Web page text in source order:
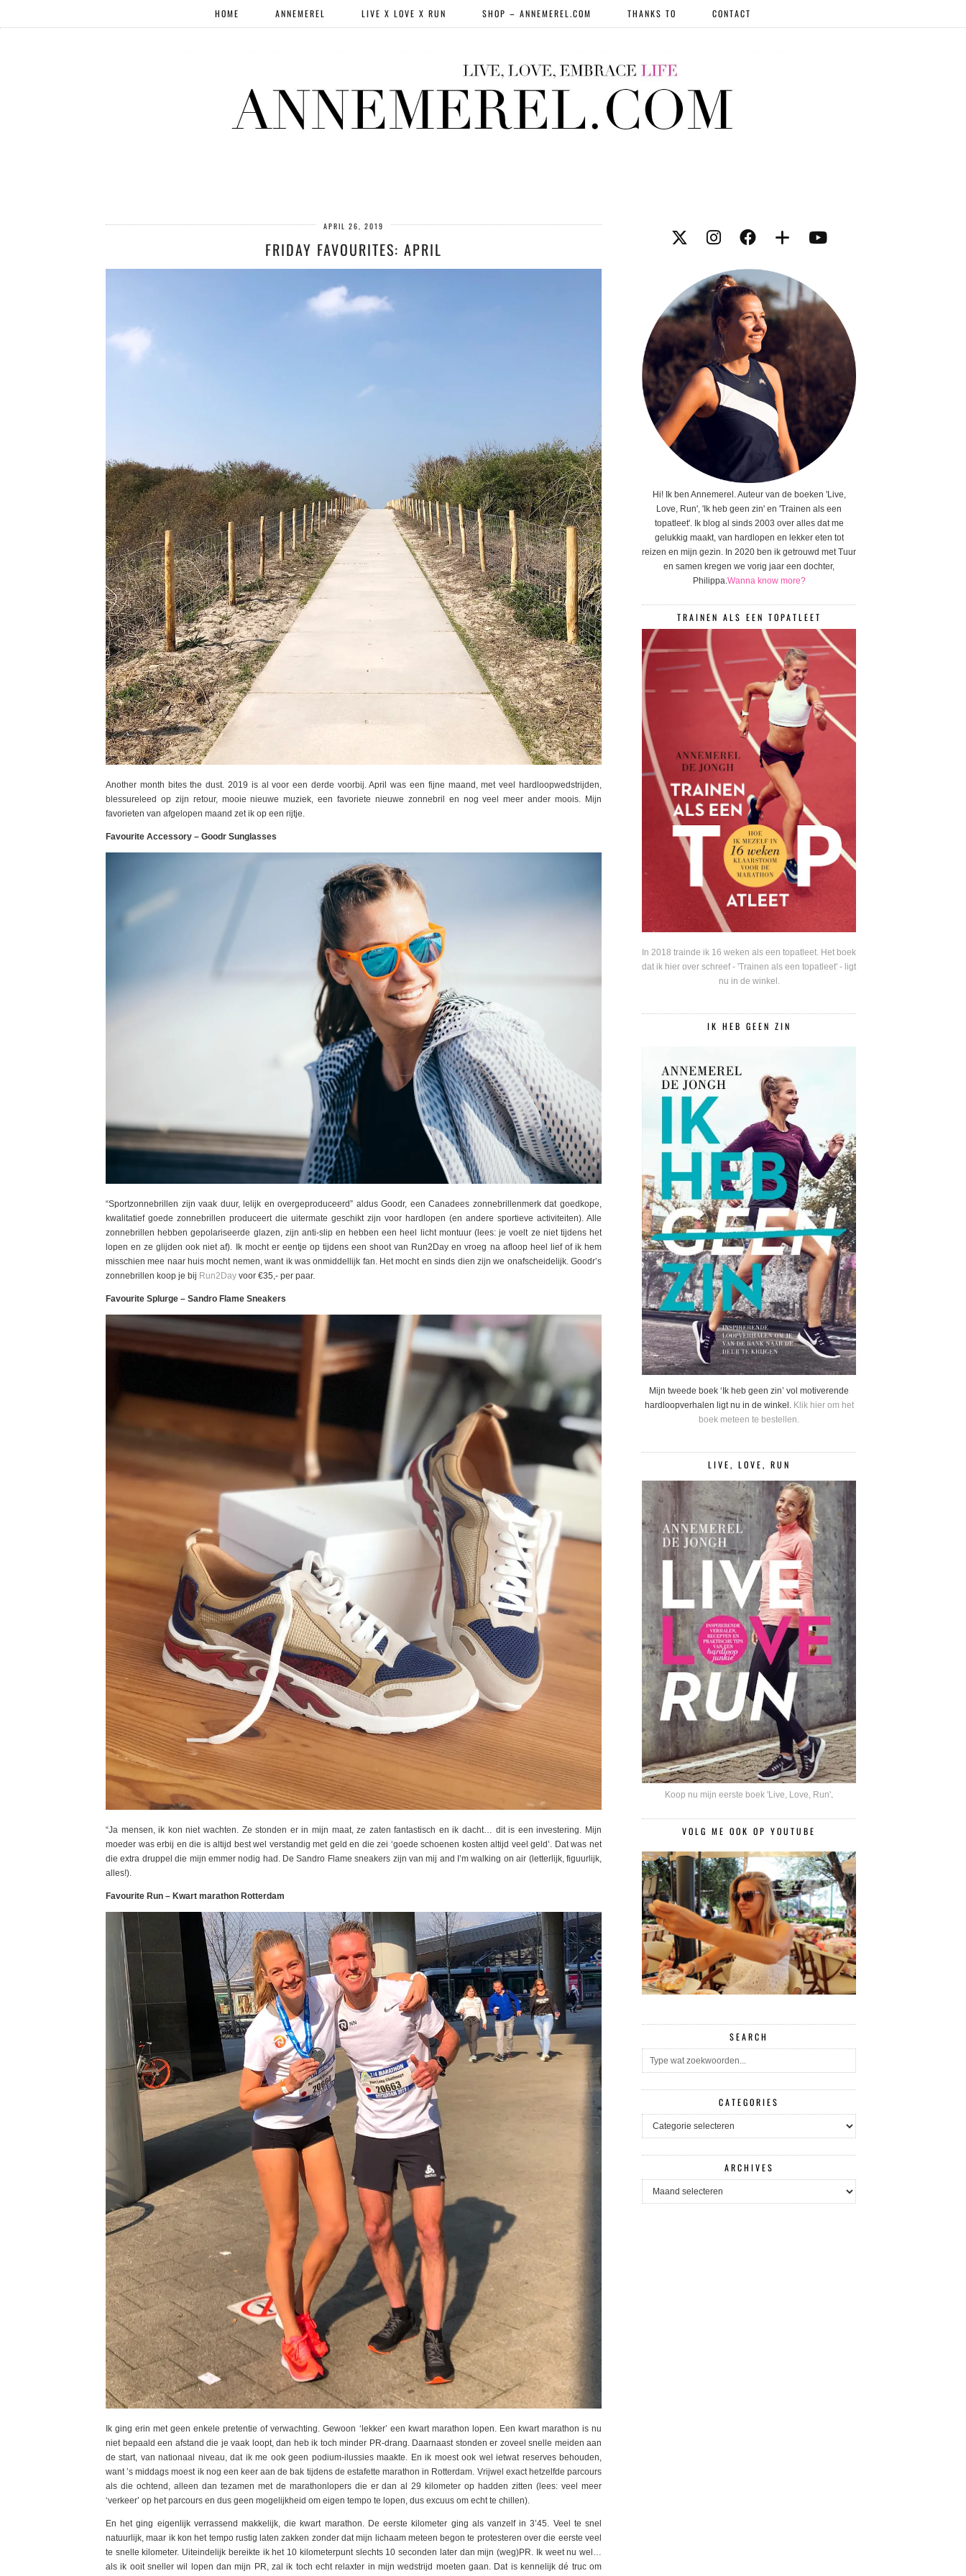
HOME ANNEMEREL LIVE X LOVE X RUN SHOP – ANNEMEREL.COM THANKS TO CONTACT
APRIL 26, 2019
FRIDAY FAVOURITES: APRIL
Another month bites the dust. 2019 is al voor een derde voorbij. April was een fijne maand, met veel hardloopwedstrijden,
blessureleed op zijn retour, mooie nieuwe muziek, een favoriete nieuwe zonnebril en nog veel meer ander moois. Mijn
favorieten van afgelopen maand zet ik op een rijtje.
Favourite Accessory – Goodr Sunglasses
“Sportzonnebrillen zijn vaak duur, lelijk en overgeproduceerd” aldus Goodr, een Canadees zonnebrillenmerk dat goedkope,
kwalitatief goede zonnebrillen produceert die uitermate geschikt zijn voor hardlopen (en andere sportieve activiteiten). Alle
zonnebrillen hebben gepolariseerde glazen, zijn anti-slip en hebben een heel licht montuur (lees: je voelt ze niet tijdens het
lopen en ze glijden ook niet af). Ik mocht er eentje op tijdens een shoot van Run2Day en vroeg na afloop heel lief of ik hem
misschien mee naar huis mocht nemen, want ik was onmiddellijk fan. Het mocht en sinds dien zijn we onafscheidelijk. Goodr’s
zonnebrillen koop je bij Run2Day voor €35,- per paar.
Favourite Splurge – Sandro Flame Sneakers
“Ja mensen, ik kon niet wachten. Ze stonden er in mijn maat, ze zaten fantastisch en ik dacht… dit is een investering. Mijn
moeder was erbij en die is altijd best wel verstandig met geld en die zei ‘goede schoenen kosten altijd veel geld’. Dat was net
die extra druppel die mijn emmer nodig had. De Sandro Flame sneakers zijn van mij and I’m walking on air (letterlijk, figuurlijk,
alles!).
Favourite Run – Kwart marathon Rotterdam
Ik ging erin met geen enkele pretentie of verwachting. Gewoon ‘lekker’ een kwart marathon lopen. Een kwart marathon is nu
niet bepaald een afstand die je vaak loopt, dan heb ik toch minder PR-drang. Daarnaast stonden er zoveel snelle meiden aan
de start, van nationaal niveau, dat ik me ook geen podium-ilussies maakte. En ik moest ook wel ietwat reserves behouden,
want ’s middags moest ik nog een keer aan de bak tijdens de estafette marathon in Rotterdam. Vrijwel exact hetzelfde parcours
als die ochtend, alleen dan tezamen met de marathonlopers die er dan al 29 kilometer op hadden zitten (lees: veel meer
‘verkeer’ op het parcours en dus geen mogelijkheid om eigen tempo te lopen, dus excuus om echt te chillen).
En het ging eigenlijk verrassend makkelijk, die kwart marathon. De eerste kilometer ging als vanzelf in 3’45. Veel te snel
natuurlijk, maar ik kon het tempo rustig laten zakken zonder dat mijn lichaam meteen begon te protesteren over die eerste veel
te snelle kilometer. Uiteindelijk bereikte ik het 10 kilometerpunt slechts 10 seconden later dan mijn (weg)PR. Ik weet nu wel…
als ik ooit sneller wil lopen dan mijn PR, zal ik toch echt relaxter in mijn wedstrijd moeten gaan. Dat is kennelijk dé truc om
Hi! Ik ben Annemerel. Auteur van de boeken 'Live,
Love, Run', 'Ik heb geen zin' en 'Trainen als een
topatleet'. Ik blog al sinds 2003 over alles dat me
gelukkig maakt, van hardlopen en lekker eten tot
reizen en mijn gezin. In 2020 ben ik getrouwd met Tuur
en samen kregen we vorig jaar een dochter,
Philippa.Wanna know more?
TRAINEN ALS EEN TOPATLEET
In 2018 trainde ik 16 weken als een topatleet. Het boek
dat ik hier over schreef - 'Trainen als een topatleet' - ligt
nu in de winkel.
IK HEB GEEN ZIN
Mijn tweede boek ‘Ik heb geen zin’ vol motiverende
hardloopverhalen ligt nu in de winkel. Klik hier om het
boek meteen te bestellen.
LIVE, LOVE, RUN
Koop nu mijn eerste boek 'Live, Love, Run'.
VOLG ME OOK OP YOUTUBE
SEARCH
CATEGORIES
CATEGORIES
ARCHIVES
ARCHIVES